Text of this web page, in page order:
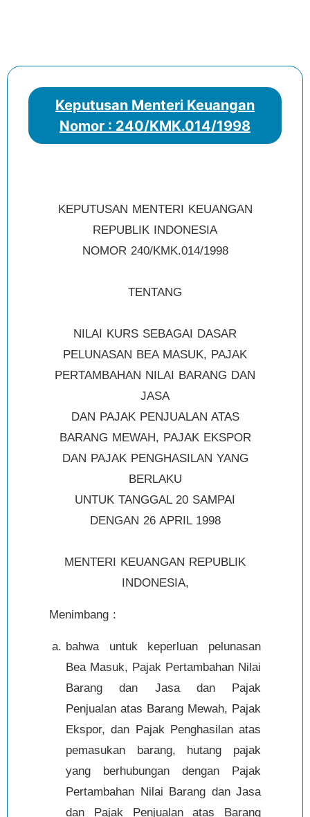
Keputusan Menteri Keuangan
Nomor : 240/KMK.014/1998
KEPUTUSAN MENTERI KEUANGAN
REPUBLIK INDONESIA
NOMOR 240/KMK.014/1998
TENTANG
NILAI KURS SEBAGAI DASAR
PELUNASAN BEA MASUK, PAJAK
PERTAMBAHAN NILAI BARANG DAN
JASA
DAN PAJAK PENJUALAN ATAS
BARANG MEWAH, PAJAK EKSPOR
DAN PAJAK PENGHASILAN YANG
BERLAKU
UNTUK TANGGAL 20 SAMPAI
DENGAN 26 APRIL 1998
MENTERI KEUANGAN REPUBLIK
INDONESIA,
Menimbang :
bahwa untuk keperluan pelunasan
Bea Masuk, Pajak Pertambahan Nilai
Barang dan Jasa dan Pajak
Penjualan atas Barang Mewah, Pajak
Ekspor, dan Pajak Penghasilan atas
pemasukan barang, hutang pajak
yang berhubungan dengan Pajak
Pertambahan Nilai Barang dan Jasa
dan Pajak Penjualan atas Barang